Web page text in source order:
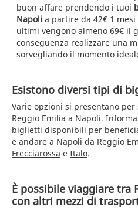
buon affare prendendo i tuoi
Napoli a partire da 42€ 1
ultimi vengono almeno 69€ il
conseguenza realizzare una
sorvegliando il momento
Esistono diversi tipi di
Varie opzioni si presentano
Reggio Emilia a Napoli.
biglietti disponibili per
e andare a Napoli da Reggio
Frecciarossa e Italo.
È possibile viaggiare tra
con altri mezzi di